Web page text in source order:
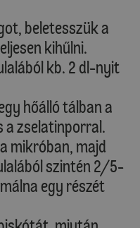
beletesszük a
kihűlni.
kb. 2 dl-nyit
hőálló tálban a
a zselatinporral.
mikróban, majd
szintén 2/5-
egy részét